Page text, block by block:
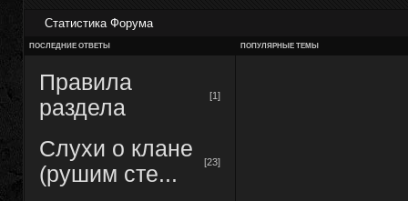
Статистика Форума
ПОСЛЕДНИЕ ОТВЕТЫ ПОПУЛЯРНЫЕ ТЕМЫ
Правила
раздела
[1]
Слухи о клане
(рушим сте...
[23]